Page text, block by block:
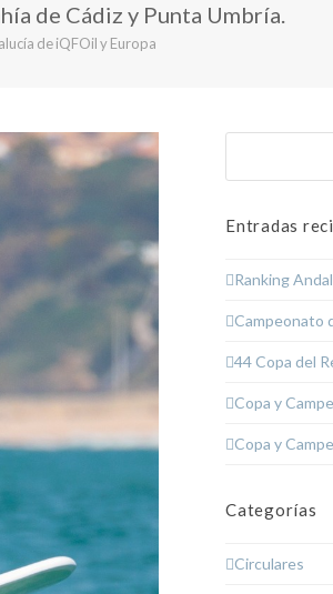
de Cádiz y Punta Umbría.
de iQFOil y Europa
Entradas
Ranking
Campeonato
44 Copa del
Copa y
Copa y
Categorías
Circulares